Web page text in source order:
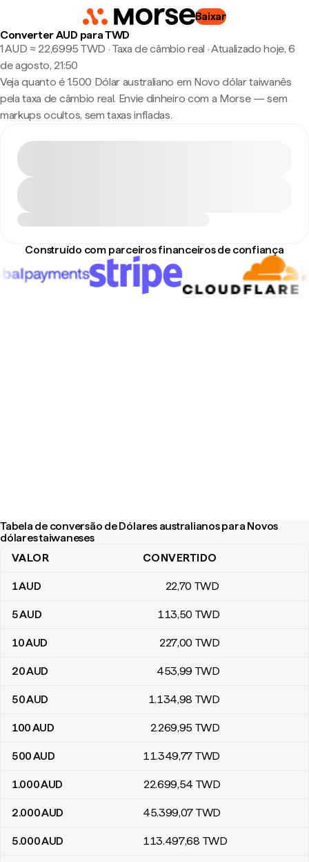
Baixar
Converter AUD para TWD
1 AUD ≈ 22,6995 TWD · Taxa de câmbio real ·Atualizado hoje, 6
de agosto, 21:50
Veja quanto é 1.500 Dólar australiano em Novo dólar taiwanês
pela taxa de câmbio real. Envie dinheiro com a Morse — sem
markups ocultos, sem taxas infladas.
Construído com parceiros financeiros de confiança
Tabela de conversão de Dólares australianos para Novos
dólares taiwaneses
Tabela de conversão de Dólares australianos para Novos
VALOR CONVERTIDO
1AUD 22,70 TWD
5AUD 113,50 TWD
10AUD 227,00 TWD
20AUD 453,99 TWD
50AUD 1.134,98 TWD
100AUD 2.269,95 TWD
500AUD 11.349,77 TWD
1.000AUD 22.699,54 TWD
2.000AUD 45.399,07 TWD
5.000AUD 113.497,68 TWD